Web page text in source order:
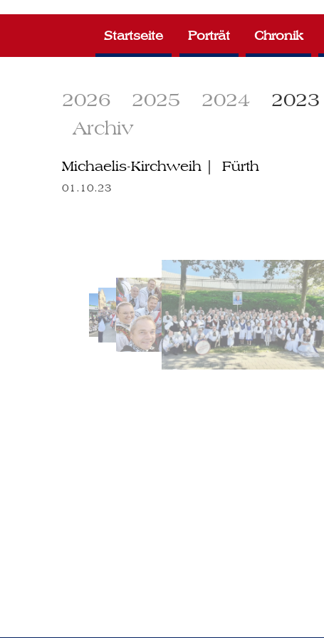
2026 2025 2024 2023
Archiv
Startseite Porträt Chronik
Michaelis-Kirchweih | Fürth
01.10.23